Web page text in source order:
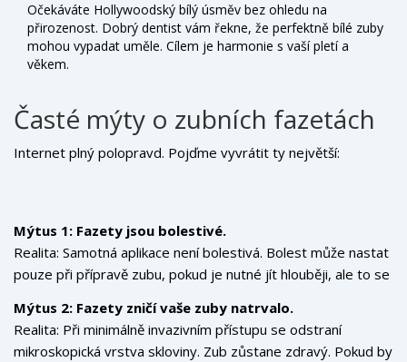
Očekáváte Hollywoodský bílý úsměv bez ohledu na
přirozenost. Dobrý dentist vám řekne, že perfektně bílé zuby
mohou vypadat uměle. Cílem je harmonie s vaší pletí a
věkem.
Časté mýty o zubních fazetách
Internet plný polopravd. Pojďme vyvrátit ty největší:
Mýtus 1: Fazety jsou bolestivé.
Realita: Samotná aplikace není bolestivá. Bolest může nastat
pouze při přípravě zubu, pokud je nutné jít hlouběji, ale to se
Mýtus 2: Fazety zničí vaše zuby natrvalo.
Realita: Při minimálně invazivním přístupu se odstraní
mikroskopická vrstva skloviny. Zub zůstane zdravý. Pokud by